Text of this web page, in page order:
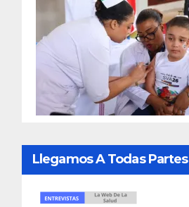
Llegamos A Todas Partes